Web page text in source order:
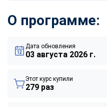
О программе:
Дата обновления
03 августа 2026 г.
Этот курс купили
279 раз